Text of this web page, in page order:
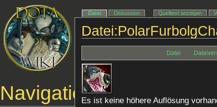
Datei
Es ist keine höhere Auflösung
Navigationsmenü
Datei Diskussion Quelltext anzeigen